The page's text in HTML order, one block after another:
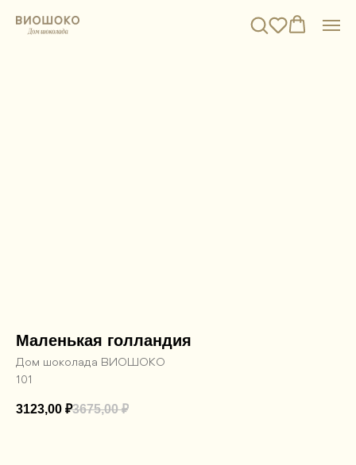
Маленькая голландия
Дом шоколада ВИОШОКО
101
3123,00 ₽3675,00 ₽